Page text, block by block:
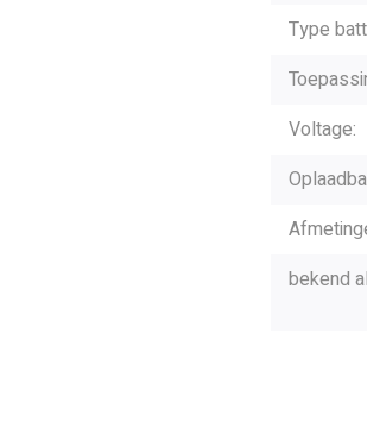
Type
Voltage:
bekend